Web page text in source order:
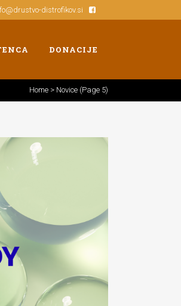
distrofikov.si
DONACIJE
Home > Novice (Page 5)